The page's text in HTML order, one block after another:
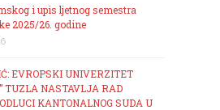
i upis ljetnog semestra
2025/26. godine
EVROPSKI UNIVERZITET
TUZLA NASTAVLJA RAD
KANTONALNOG SUDA U